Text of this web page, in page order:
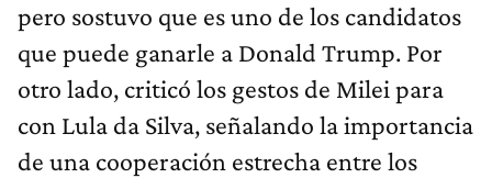
pero sostuvo que es uno de los candidatos
que puede ganarle a Donald Trump. Por
otro lado, criticó los gestos de Milei para
con Lula da Silva, señalando la importancia
de una cooperación estrecha entre los